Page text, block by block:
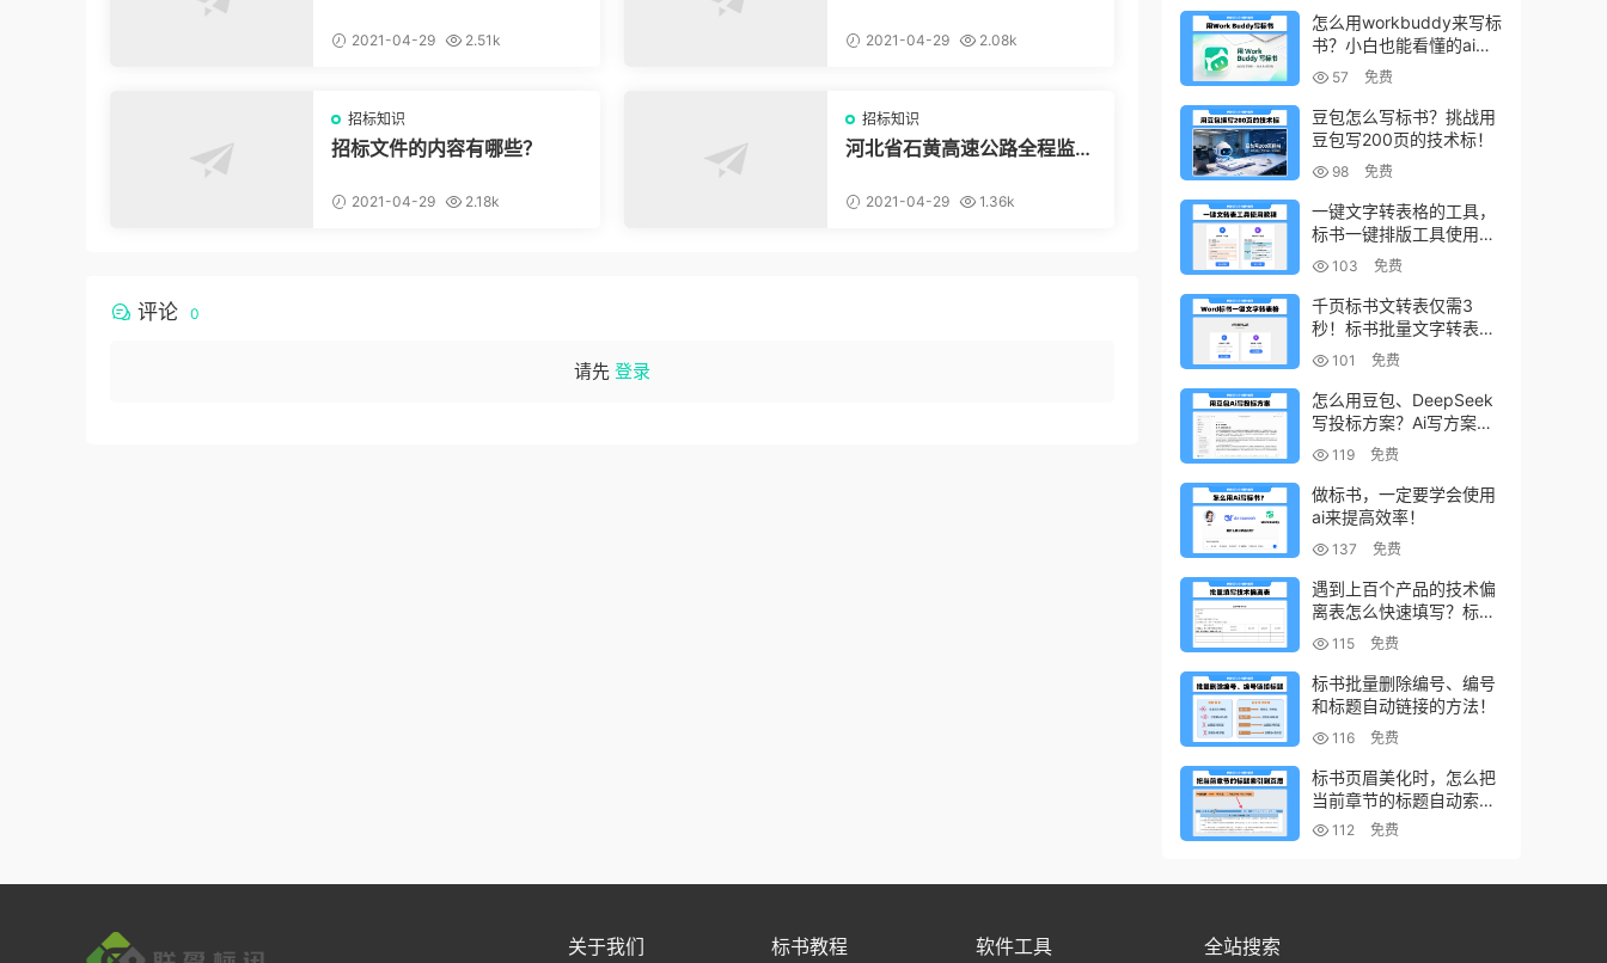
2021-04-29 2.51k 2021-04-29 2.08k
招标知识
招标文件的内容有哪些？
2021-04-29 2.18k
招标知识
河北省石黄高速公路全程监控
改造工程
2021-04-29 1.36k
评论 0
请先 登录
怎么用workbuddy来写标
书？小白也能看懂的ai标
书写作方法！
57 免费
豆包怎么写标书？挑战用
豆包写200页的技术标！
98 免费
一键文字转表格的工具，
标书一键排版工具使用教
程 103 免费
千页标书文转表仅需3
秒！标书批量文字转表格
的小工具！
101 免费
怎么用豆包、DeepSeek
写投标方案？Ai写方案的
小技巧
119 免费
做标书，一定要学会使用
ai来提高效率！
137 免费
遇到上百个产品的技术偏
离表怎么快速填写？标书
制作技巧！
115 免费
标书批量删除编号、编号
和标题自动链接的方法！
116 免费
标书页眉美化时，怎么把
当前章节的标题自动索引
到页眉上？
112 免费
关于我们 标书教程 软件工具 全站搜索